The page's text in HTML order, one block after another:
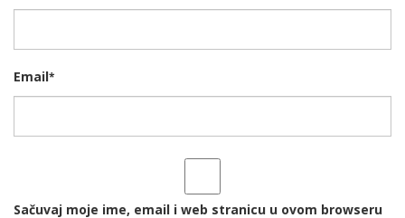
Email*
Sačuvaj moje ime, email i web stranicu u ovom browseru